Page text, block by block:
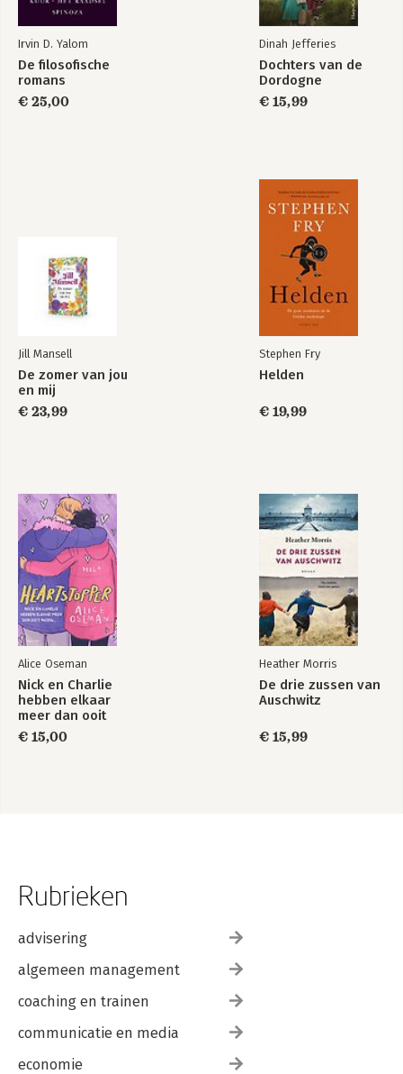
Irvin D. Yalom
De filosofische
romans
€ 25,00
Dinah Jefferies
Dochters van de
Dordogne
€ 15,99
Jill Mansell
De zomer van jou
en mij
€ 23,99
Stephen Fry
Helden
€ 19,99
Alice Oseman
Nick en Charlie
hebben elkaar
meer dan ooit
nodig…
€ 15,00
Heather Morris
De drie zussen van
Auschwitz
€ 15,99
Rubrieken
advisering
algemeen management
coaching en trainen
communicatie en media
economie